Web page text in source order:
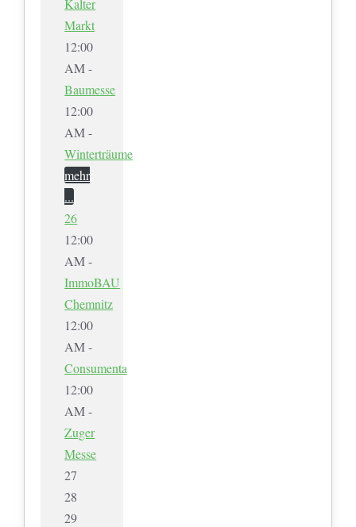
Kalter
Markt
12:00
AM -
Baumesse
12:00
AM -
Winterträume
mehr
...
26
12:00
AM -
ImmoBAU
Chemnitz
12:00
AM -
Consumenta
12:00
AM -
Zuger
Messe
27
28
29